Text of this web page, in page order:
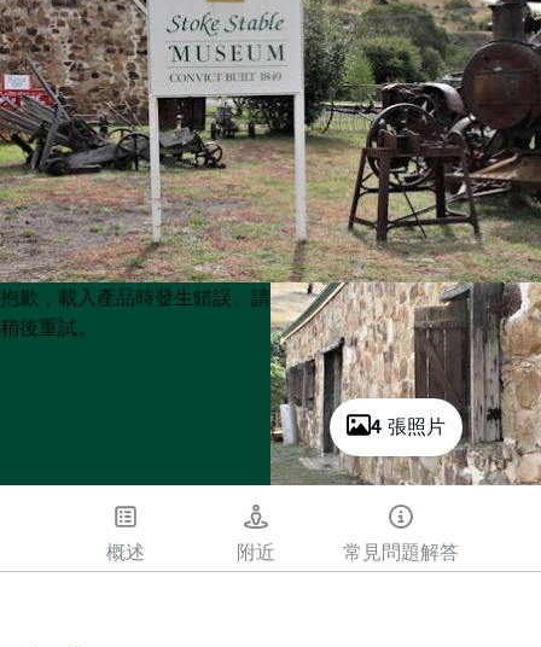
4 張照片
Product
List
Product
List
抱歉，載入產品時發生錯誤。請
稍後重試。
概述 附近 常見問題解答